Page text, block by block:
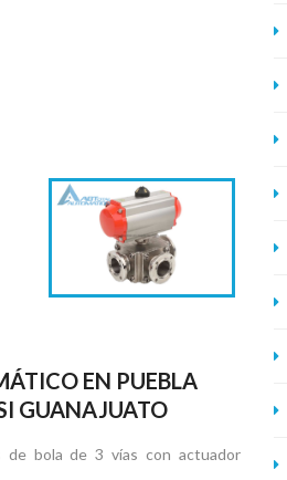
EN PUEBLA
GUANAJUATO
de bola de 3 vías con actuador